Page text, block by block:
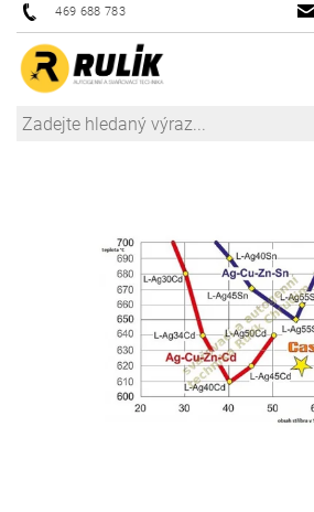
469 688 783